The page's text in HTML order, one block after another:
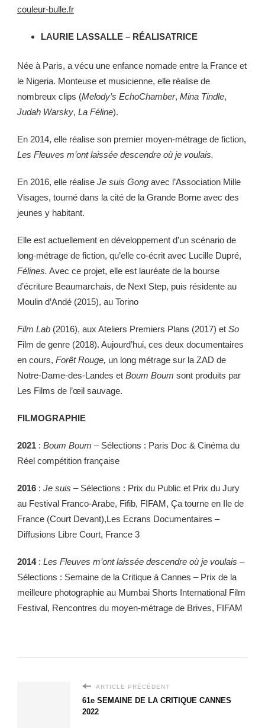
couleur-bulle.fr
LAURIE LASSALLE – RÉALISATRICE
Née à Paris, a vécu une enfance nomade entre la France et
le Nigeria. Monteuse et musicienne, elle réalise de
nombreux clips (Melody’s EchoChamber, Mina Tindle,
Judah Warsky, La Féline).
En 2014, elle réalise son premier moyen-métrage de fiction,
Les Fleuves m’ont laissée descendre où je voulais.
En 2016, elle réalise Je suis Gong avec l’Association Mille
Visages, tourné dans la cité de la Grande Borne avec des
jeunes y habitant.
Elle est actuellement en développement d’un scénario de
long-métrage de fiction, qu’elle co-écrit avec Lucille Dupré,
Félines. Avec ce projet, elle est lauréate de la bourse
d’écriture Beaumarchais, de Next Step, puis résidente au
Moulin d’Andé (2015), au Torino
Film Lab (2016), aux Ateliers Premiers Plans (2017) et So
Film de genre (2018). Aujourd’hui, ces deux documentaires
en cours, Forêt Rouge, un long métrage sur la ZAD de
Notre-Dame-des-Landes et Boum Boum sont produits par
Les Films de l’œil sauvage.
FILMOGRAPHIE
2021 : Boum Boum – Sélections : Paris Doc & Cinéma du
Réel compétition française
2016 : Je suis – Sélections : Prix du Public et Prix du Jury
au Festival Franco-Arabe, Fifib, FIFAM, Ça tourne en Ile de
France (Court Devant),Les Ecrans Documentaires –
Diffusions Libre Court, France 3
2014: Les Fleuves m’ont laissée descendre où je voulais –
Sélections : Semaine de la Critique à Cannes – Prix de la
meilleure photographie au Mumbai Shorts International Film
Festival, Rencontres du moyen-métrage de Brives, FIFAM
ARTICLE PRÉCÉDENT
61e SEMAINE DE LA CRITIQUE CANNES
2022